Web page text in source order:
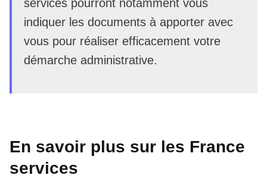
services pourront notamment vous
indiquer les documents à apporter avec
vous pour réaliser efficacement votre
démarche administrative.
En savoir plus sur les France
services